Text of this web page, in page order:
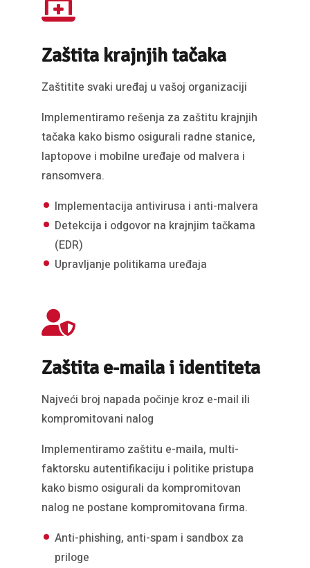
Zaštita krajnjih tačaka
Zaštitite svaki uređaj u vašoj organizaciji
Implementiramo rešenja za zaštitu krajnjih
tačaka kako bismo osigurali radne stanice,
laptopove i mobilne uređaje od malvera i
ransomvera.
Implementacija antivirusa i anti-malvera
Detekcija i odgovor na krajnjim tačkama
(EDR)
Upravljanje politikama uređaja
Zaštita e-maila i identiteta
Najveći broj napada počinje kroz e-mail ili
kompromitovani nalog
Implementiramo zaštitu e-maila, multi-
faktorsku autentifikaciju i politike pristupa
kako bismo osigurali da kompromitovan
nalog ne postane kompromitovana firma.
Anti-phishing, anti-spam i sandbox za
priloge